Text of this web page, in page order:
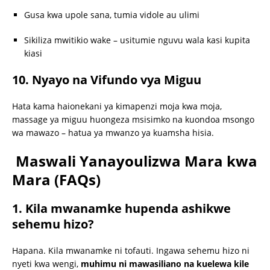
Gusa kwa upole sana, tumia vidole au ulimi
Sikiliza mwitikio wake – usitumie nguvu wala kasi kupita
kiasi
10. Nyayo na Vifundo vya Miguu
Hata kama haionekani ya kimapenzi moja kwa moja,
massage ya miguu huongeza msisimko na kuondoa msongo
wa mawazo – hatua ya mwanzo ya kuamsha hisia.
Maswali Yanayoulizwa Mara kwa
Mara (FAQs)
1. Kila mwanamke hupenda ashikwe
sehemu hizo?
Hapana. Kila mwanamke ni tofauti. Ingawa sehemu hizo ni
nyeti kwa wengi, muhimu ni mawasiliano na kuelewa kile